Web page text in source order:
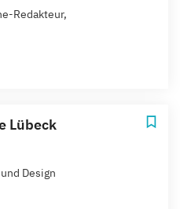
Redakteur,
Lübeck
Design